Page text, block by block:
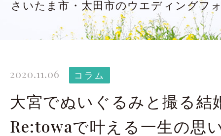
太田店ギャラリー 大宮
ドレス＆着物
LINEで予約・相
さいたま市・太田市のウエディングフ
2020.11.06 コラム
大宮でぬいぐるみと撮る結
Re:towaで叶える一生の思